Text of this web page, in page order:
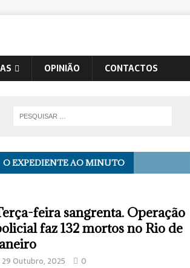
OPINIÃO CONTACTOS
O EXPEDIENTE AO MINUTO
feira sangrenta. Operação
faz 132 mortos no Rio de
29 Outubro, 2025 0